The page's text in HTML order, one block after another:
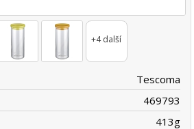
+4 další
Tescoma
469793
413g